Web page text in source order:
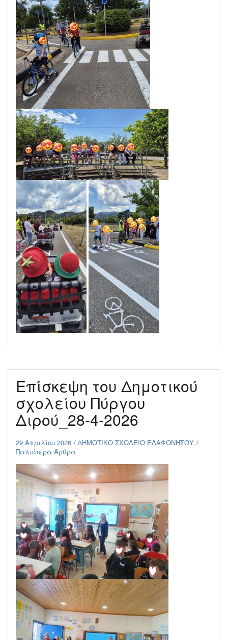
Επίσκεψη του Δημοτικού
σχολείου Πύργου
Διρού_28-4-2026
29 Απριλίου 2026
ΔΗΜΟΤΙΚΟ ΣΧΟΛΕΙΟ ΕΛΑΦΟΝΗΣΟΥ
Παλιότερα Άρθρα